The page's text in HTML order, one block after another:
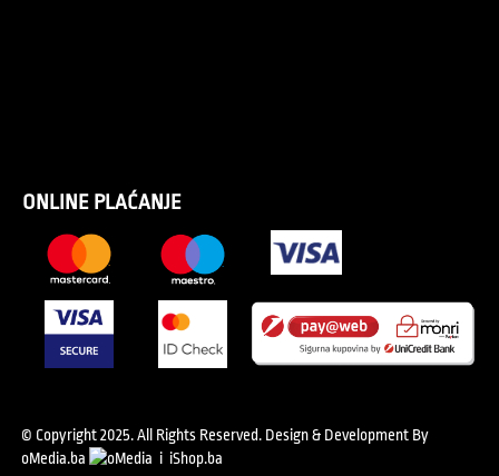
ONLINE PLAĆANJE
© Copyright 2025. All Rights Reserved. Design & Development By
oMedia.ba
i iShop.ba